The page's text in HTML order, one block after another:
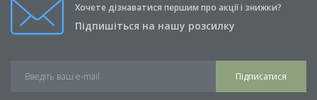
Хочете дізнаватися першим про акції і знижки?
Підпишіться на нашу розсилку
Підписатися